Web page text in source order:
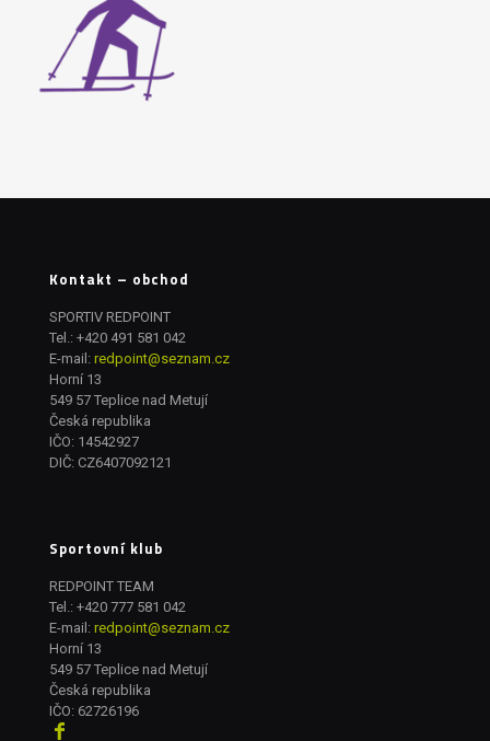
Kontakt – obchod
SPORTIV REDPOINT
Tel.: +420 491 581 042
E-mail: redpoint@seznam.cz
Horní 13
549 57 Teplice nad Metují
Česká republika
IČO: 14542927
DIČ: CZ6407092121
Sportovní klub
REDPOINT TEAM
Tel.: +420 777 581 042
E-mail: redpoint@seznam.cz
Horní 13
549 57 Teplice nad Metují
Česká republika
IČO: 62726196